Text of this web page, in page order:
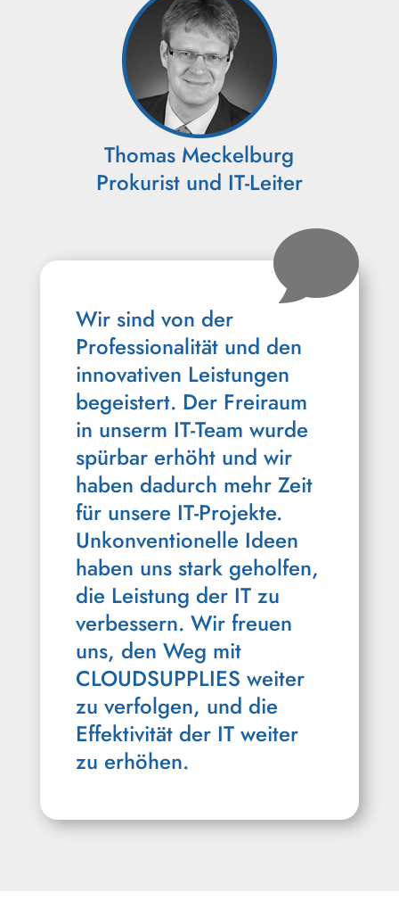
Thomas Meckelburg
Prokurist und IT-Leiter

Wir sind von der
Professionalität und den
innovativen Leistungen
begeistert. Der Freiraum
in unserm IT-Team wurde
spürbar erhöht und wir
haben dadurch mehr Zeit
für unsere IT-Projekte.
Unkonventionelle Ideen
haben uns stark geholfen,
die Leistung der IT zu
verbessern. Wir freuen
uns, den Weg mit
CLOUDSUPPLIES weiter
zu verfolgen, und die
Effektivität der IT weiter
zu erhöhen.